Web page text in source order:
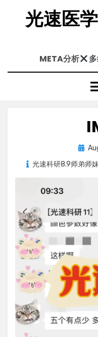
content光速医
META分析
on
光速科研8.9师弟师